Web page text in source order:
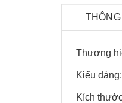
Thương
Kiểu
Kích